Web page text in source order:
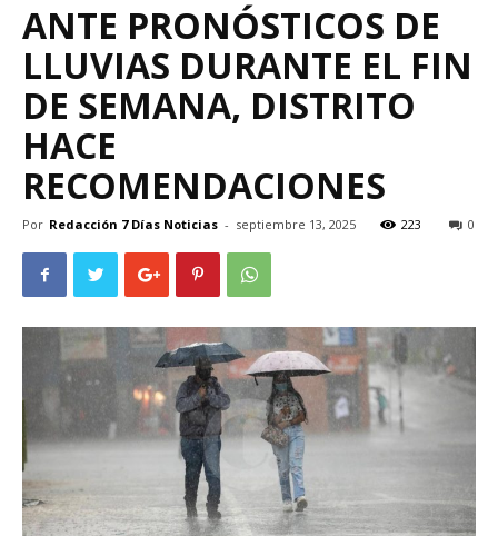
ANTE PRONÓSTICOS DE
LLUVIAS DURANTE EL FIN
DE SEMANA, DISTRITO
HACE
RECOMENDACIONES
Por Redacción 7 Días Noticias - septiembre 13, 2025 223 0